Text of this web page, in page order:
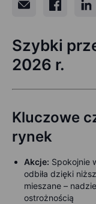
Szybki
2026 r.
Kluczowe
rynek
Akcje: Spokojnie
odbiła dzięki
mieszane –
ostrożnością